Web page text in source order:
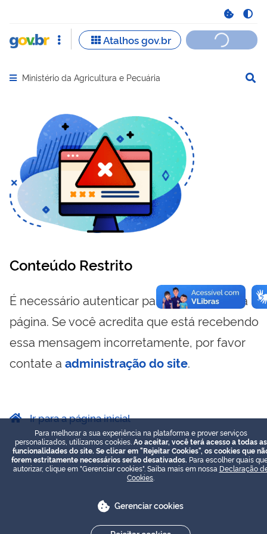
Abrir menu principal de navegação
Ministério da Agricultura e Pecuária
Conteúdo Restrito
É necessário autenticar para visualizar essa
página. Se você acredita que está recebendo
essa mensagem incorretamente, por favor
contate a administração do site.
Ir para a página inicial
Para melhorar a sua experiência na plataforma e prover serviços
personalizados, utilizamos cookies. Ao aceitar, você terá acesso a todas as
funcionalidades do site. Se clicar em "Rejeitar Cookies", os cookies que
forem estritamente necessários serão desativados. Para escolher quais
autorizar, clique em "Gerenciar cookies". Saiba mais em nossa Declaração
Cookies
Gerenciar cookies